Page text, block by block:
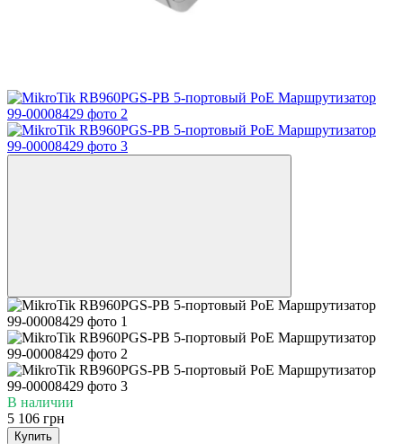
В наличии
5 106 грн
Купить